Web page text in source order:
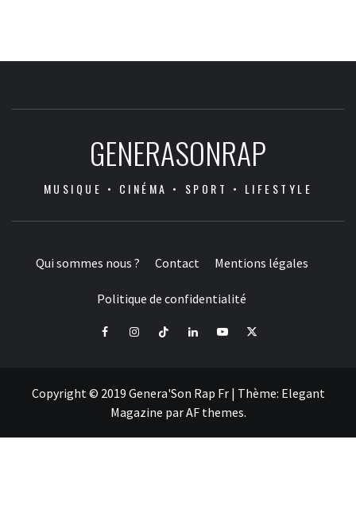
GENERASONRAP
MUSIQUE • CINÉMA • SPORT • LIFESTYLE
Qui sommes nous ? Contact Mentions légales
Politique de confidentialité
FacebookInstagramTiktok LinkedInYoutube
X
Copyright © 2019 Genera'Son Rap Fr | Thème: Elegant
Magazine parAF themes.